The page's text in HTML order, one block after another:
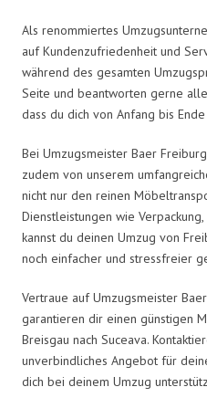
Als renommiertes
auf Kundenzufriedenheit und
während des gesamten
Seite und beantworten gerne
dass du dich von Anfang bis
Bei Umzugsmeister Baer
zudem von unserem
nicht nur den reinen
Dienstleistungen wie
kannst du deinen Umzug von
noch einfacher und stressfreier
Vertraue auf Umzugsmeister
garantieren dir einen günstigen
Breisgau nach Suceava.
unverbindliches Angebot für
dich bei deinem Umzug